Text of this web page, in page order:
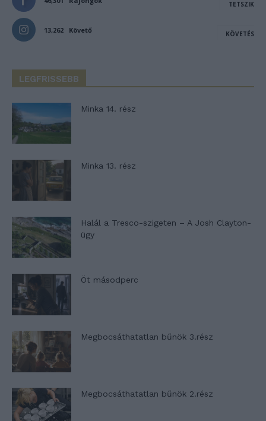
TETSZIK
13,262 Követő KÖVETÉS
LEGFRISSEBB
Minka 14. rész
Minka 13. rész
Halál a Tresco-szigeten – A Josh Clayton-
ügy
Öt másodperc
Megbocsáthatatlan bűnök 3.rész
Megbocsáthatatlan bűnök 2.rész